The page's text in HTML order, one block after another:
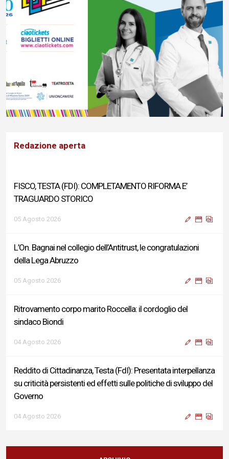
Redazione aperta
FISCO, TESTA (FDI): COMPLETAMENTO RIFORMA E’
TRAGUARDO STORICO
05 Agosto 2026
L’On. Bagnai nel collegio dell’Antitrust, le congratulazioni
della Lega Abruzzo
05 Agosto 2026
Ritrovamento corpo marito Roccella: il cordoglio del
sindaco Biondi
04 Agosto 2026
Reddito di Cittadinanza, Testa (FdI): Presentata interpellanza
su criticità persistenti ed effetti sulle politiche di sviluppo del
Governo
04 Agosto 2026
Sigismondi, Liris e Testa: “Profondo cordoglio e vicinanza al